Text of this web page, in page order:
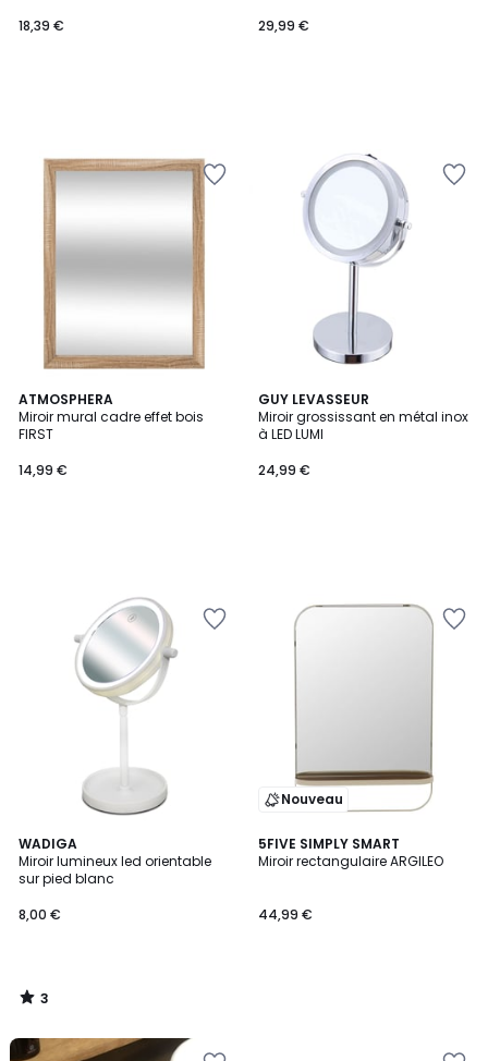
18,39 €
29,99 €
ATMOSPHERA
Miroir mural cadre effet bois
FIRST
14,99 €
GUY LEVASSEUR
Miroir grossissant en métal inox
à LED LUMI
24,99 €
WADIGA
Miroir lumineux led orientable
sur pied blanc
8,00 €
3
/
5
3
/
Nouveau
5FIVE SIMPLY SMART
Miroir rectangulaire ARGILEO
44,99 €